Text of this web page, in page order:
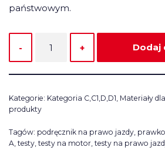
państwowym.
Dodaj
Kategorie: Kategoria C,C1,D,D1, Materiały
produkty
Tagów: podręcznik na prawo jazdy, prawko
A, testy, testy na motor, testy na prawo